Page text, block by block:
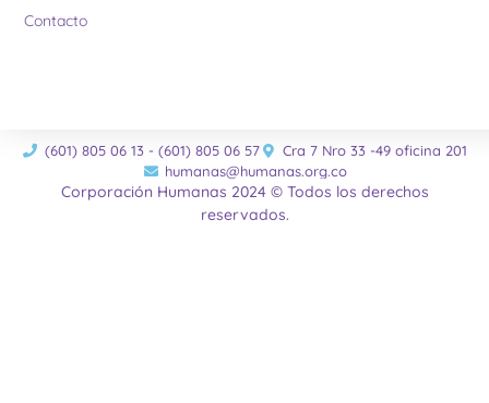
Contacto
(601) 805 06 13 - (601) 805 06 57
Cra 7 Nro 33 -49 oficina 201
humanas@humanas.org.co
Corporación Humanas 2024 © Todos los derechos
reservados.